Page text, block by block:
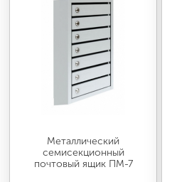
Металлический
семисекционный
почтовый ящик ПМ-7